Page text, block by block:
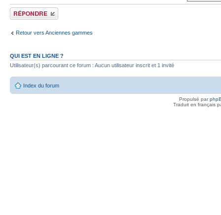
Publier une réponse
Retour vers Anciennes gammes
QUI EST EN LIGNE ?
Utilisateur(s) parcourant ce forum : Aucun utilisateur inscrit et 1 invité
Index du forum
Propulsé par
Traduit en français